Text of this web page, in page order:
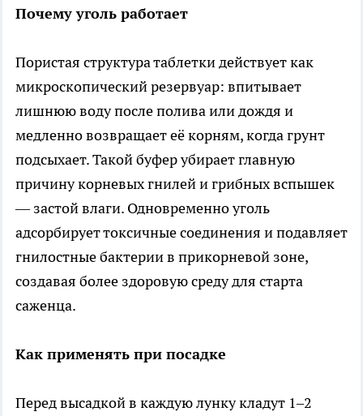
Почему уголь работает
Пористая структура таблетки действует как
микроскопический резервуар: впитывает
лишнюю воду после полива или дождя и
медленно возвращает её корням, когда грунт
подсыхает. Такой буфер убирает главную
причину корневых гнилей и грибных вспышек
— застой влаги. Одновременно уголь
адсорбирует токсичные соединения и подавляет
гнилостные бактерии в прикорневой зоне,
создавая более здоровую среду для старта
саженца.
Как применять при посадке
Перед высадкой в каждую лунку кладут 1–2